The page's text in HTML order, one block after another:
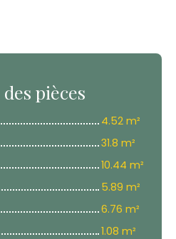
des pièces
4.52 m²
31.8 m²
10.44 m²
5.89 m²
6.76 m²
1.08 m²